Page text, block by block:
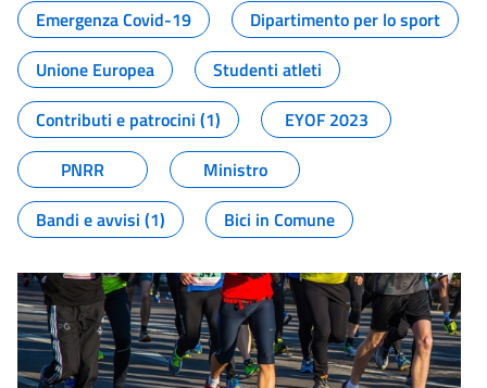
Emergenza Covid-19
Dipartimento per lo sport
Unione Europea
Studenti atleti
Contributi e patrocini (1)
EYOF 2023
PNRR
Ministro
Bandi e avvisi (1)
Bici in Comune